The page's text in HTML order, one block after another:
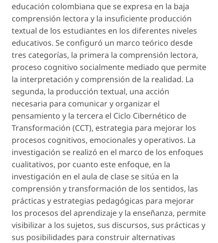
educación colombiana que se expresa en la baja
comprensión lectora y la insuficiente producción
textual de los estudiantes en los diferentes niveles
educativos. Se configuró un marco teórico desde
tres categorías, la primera la comprensión lectora,
proceso cognitivo socialmente mediado que permite
la interpretación y comprensión de la realidad. La
segunda, la producción textual, una acción
necesaria para comunicar y organizar el
pensamiento y la tercera el Ciclo Cibernético de
Transformación (CCT), estrategia para mejorar los
procesos cognitivos, emocionales y operativos. La
investigación se realizó en el marco de los enfoques
cualitativos, por cuanto este enfoque, en la
investigación en el aula de clase se sitúa en la
comprensión y transformación de los sentidos, las
prácticas y estrategias pedagógicas para mejorar
los procesos del aprendizaje y la enseñanza, permite
visibilizar a los sujetos, sus discursos, sus prácticas y
sus posibilidades para construir alternativas